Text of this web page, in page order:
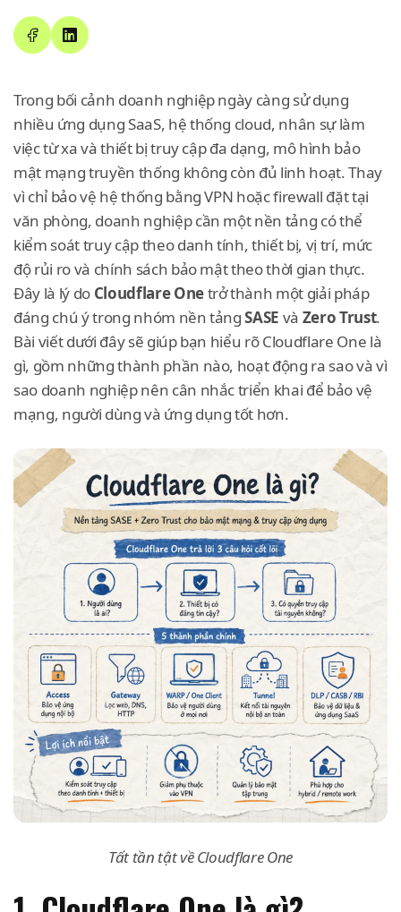
Trong bối cảnh doanh nghiệp ngày càng sử dụng
nhiều ứng dụng SaaS, hệ thống cloud, nhân sự làm
việc từ xa và thiết bị truy cập đa dạng, mô hình bảo
mật mạng truyền thống không còn đủ linh hoạt. Thay
vì chỉ bảo vệ hệ thống bằng VPN hoặc firewall đặt tại
văn phòng, doanh nghiệp cần một nền tảng có thể
kiểm soát truy cập theo danh tính, thiết bị, vị trí, mức
độ rủi ro và chính sách bảo mật theo thời gian thực.
Đây là lý do Cloudflare Onetrở thành một giải pháp
đáng chú ý trong nhóm nền tảngSASE và Zero Trust.
Bài viết dưới đây sẽ giúp bạn hiểu rõ Cloudflare One là
gì, gồm những thành phần nào, hoạt động ra sao và vì
sao doanh nghiệp nên cân nhắc triển khai để bảo vệ
mạng, người dùng và ứng dụng tốt hơn.
Tất tần tật về Cloudflare One